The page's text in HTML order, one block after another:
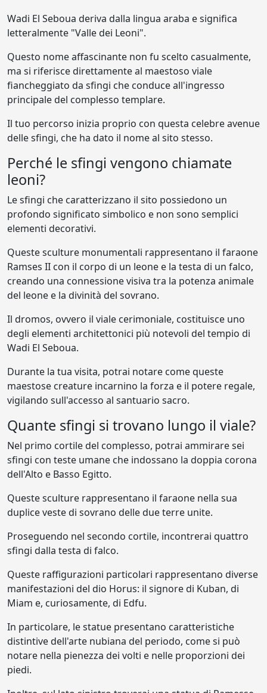
Wadi El Seboua deriva dalla lingua araba e significa
letteralmente "Valle dei Leoni".
Questo nome affascinante non fu scelto casualmente,
ma si riferisce direttamente al maestoso viale
fiancheggiato da sfingi che conduce all'ingresso
principale del complesso templare.
Il tuo percorso inizia proprio con questa celebre avenue
delle sfingi, che ha dato il nome al sito stesso.
Perché le sfingi vengono chiamate
leoni?
Le sfingi che caratterizzano il sito possiedono un
profondo significato simbolico e non sono semplici
elementi decorativi.
Queste sculture monumentali rappresentano il faraone
Ramses II con il corpo di un leone e la testa di un falco,
creando una connessione visiva tra la potenza animale
del leone e la divinità del sovrano.
Il dromos, ovvero il viale cerimoniale, costituisce uno
degli elementi architettonici più notevoli del tempio di
Wadi El Seboua.
Durante la tua visita, potrai notare come queste
maestose creature incarnino la forza e il potere regale,
vigilando sull'accesso al santuario sacro.
Quante sfingi si trovano lungo il viale?
Nel primo cortile del complesso, potrai ammirare sei
sfingi con teste umane che indossano la doppia corona
dell'Alto e Basso Egitto.
Queste sculture rappresentano il faraone nella sua
duplice veste di sovrano delle due terre unite.
Proseguendo nel secondo cortile, incontrerai quattro
sfingi dalla testa di falco.
Queste raffigurazioni particolari rappresentano diverse
manifestazioni del dio Horus: il signore di Kuban, di
Miam e, curiosamente, di Edfu.
In particolare, le statue presentano caratteristiche
distintive dell'arte nubiana del periodo, come si può
notare nella pienezza dei volti e nelle proporzioni dei
piedi.